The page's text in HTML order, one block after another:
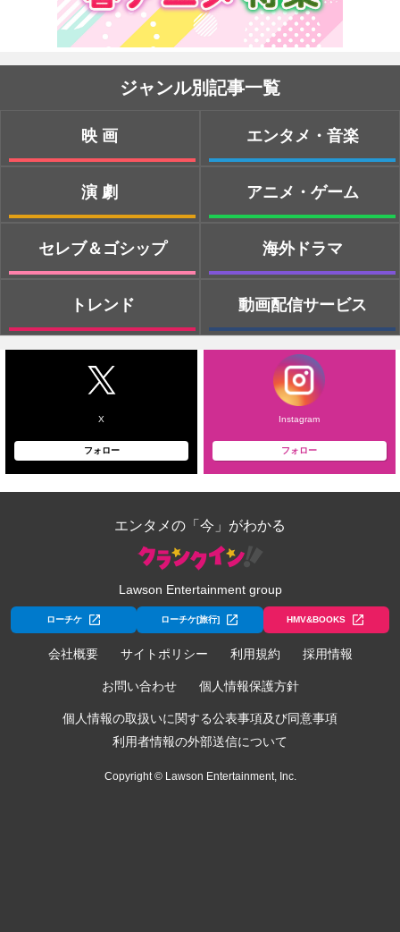
ジャンル別記事一覧
映画
演劇
セレブ＆ゴシップ
トレンド
エンタメ・音楽
アニメ・ゲーム
海外ドラマ
動画配信サービス
X
フォロー
Instagram
フォロー
エンタメの「今」がわかる
Lawson Entertainment group
ローチケ ローチケ[旅行] HMV&BOOKS
会社概要 サイトポリシー 利用規約 採用情報
お問い合わせ 個人情報保護方針
個人情報の取扱いに関する公表事項及び同意事項
利用者情報の外部送信について
Copyright © Lawson Entertainment, Inc.